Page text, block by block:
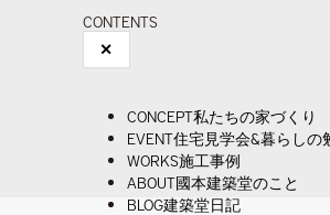
CONTENTS
✕
CONCEPT私たちの家づくり
EVENT住宅見学会&暮らしの
WORKS施工事例
ABOUT國本建築堂のこと
BLOG建築堂日記